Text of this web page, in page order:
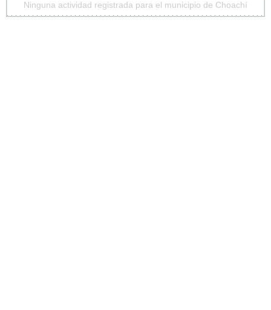
Ninguna actividad registrada para el municipio de Choachí